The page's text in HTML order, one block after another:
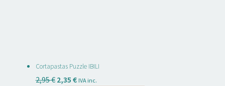
Cortapastas Puzzle IBILI
2,95€ El
2,35 €ElIVA inc.